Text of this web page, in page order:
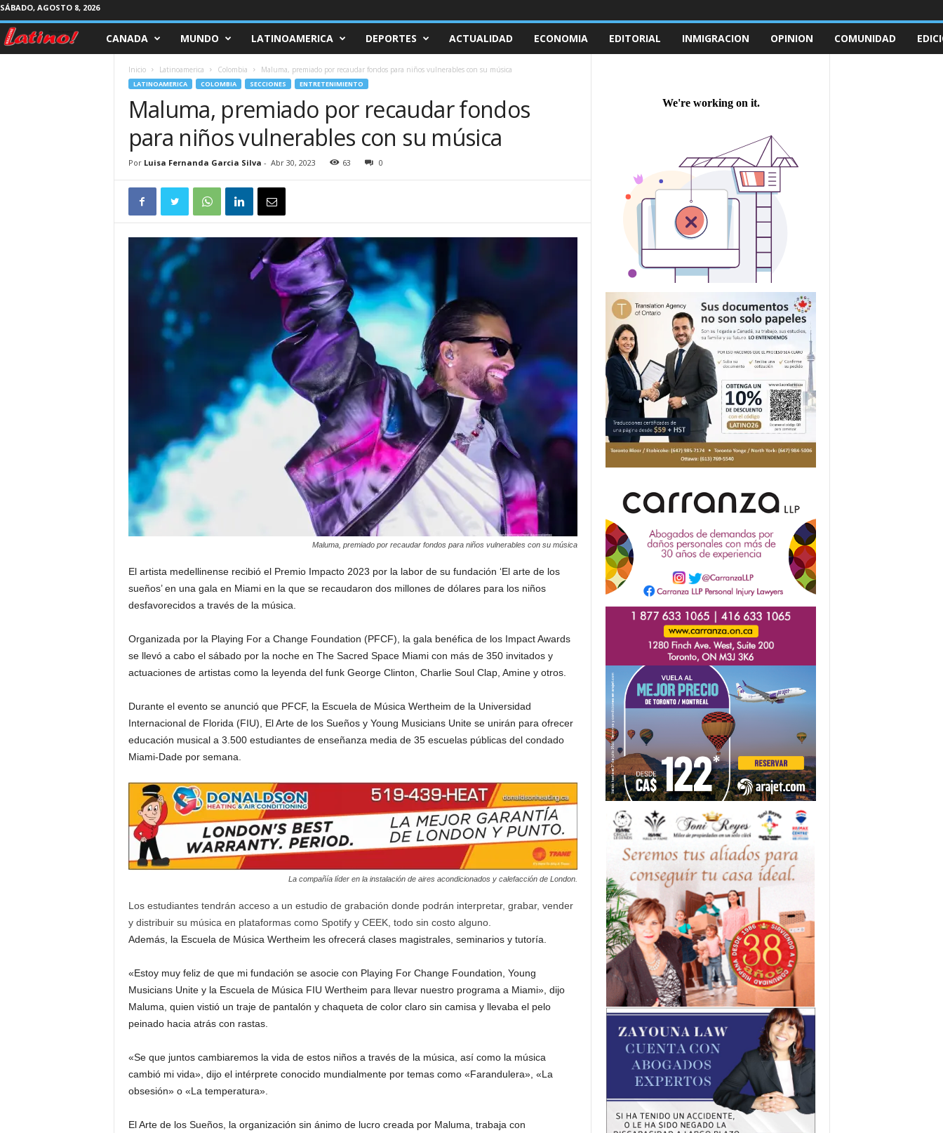
SÁBADO, AGOSTO 8, 2026
CANADA MUNDO LATINOAMERICA DEPORTES ACTUALIDAD ECONOMIA EDITORIAL INMIGRACION OPINION COMUNIDAD
Inicio Latinoamerica Colombia Maluma, premiado por recaudar fondos para niños vulnerables con su música
LATINOAMERICA COLOMBIA SECCIONES ENTRETENIMIENTO
Maluma, premiado por recaudar fondos
para niños vulnerables con su música
Por Luisa Fernanda Garcia Silva - Abr 30, 2023 63 0
Maluma, premiado por recaudar fondos para niños vulnerables con su música
El artista medellinense recibió el Premio Impacto 2023 por la labor de su fundación ‘El arte de los
sueños’ en una gala en Miami en la que se recaudaron dos millones de dólares para los niños
desfavorecidos a través de la música.
Organizada por la Playing For a Change Foundation (PFCF), la gala benéfica de los Impact Awards
se llevó a cabo el sábado por la noche en The Sacred Space Miami con más de 350 invitados y
actuaciones de artistas como la leyenda del funk George Clinton, Charlie Soul Clap, Amine y otros.
Durante el evento se anunció que PFCF, la Escuela de Música Wertheim de la Universidad
Internacional de Florida (FIU), El Arte de los Sueños y Young Musicians Unite se unirán para ofrecer
educación musical a 3.500 estudiantes de enseñanza media de 35 escuelas públicas del condado
Miami-Dade por semana.
La compañía líder en la instalación de aires acondicionados y calefacción de London.
Los estudiantes tendrán acceso a un estudio de grabación donde podrán interpretar, grabar, vender
y distribuir su música en plataformas como Spotify y CEEK, todo sin costo alguno.
Además, la Escuela de Música Wertheim les ofrecerá clases magistrales, seminarios y tutoría.
«Estoy muy feliz de que mi fundación se asocie con Playing For Change Foundation, Young
Musicians Unite y la Escuela de Música FIU Wertheim para llevar nuestro programa a Miami», dijo
Maluma, quien vistió un traje de pantalón y chaqueta de color claro sin camisa y llevaba el pelo
peinado hacia atrás con rastas.
«Se que juntos cambiaremos la vida de estos niños a través de la música, así como la música
cambió mi vida», dijo el intérprete conocido mundialmente por temas como «Farandulera», «La
obsesión» o «La temperatura».
El Arte de los Sueños, la organización sin ánimo de lucro creada por Maluma, trabaja con